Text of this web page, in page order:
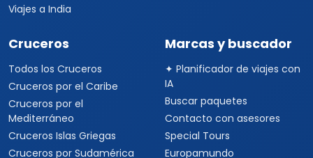
Viajes a India
Cruceros
Todos los Cruceros
Cruceros por el Caribe
Cruceros por el
Mediterráneo
Cruceros Islas Griegas
Cruceros por Sudamérica
Marcas y buscador
✦ Planificador de viajes con
IA
Buscar paquetes
Contacto con asesores
Special Tours
Europamundo